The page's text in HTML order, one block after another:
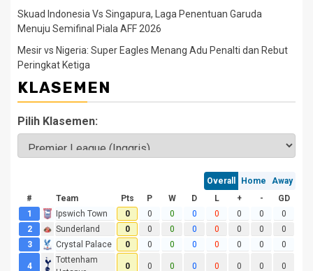
Skuad Indonesia Vs Singapura, Laga Penentuan Garuda
Menuju Semifinal Piala AFF 2026
Mesir vs Nigeria: Super Eagles Menang Adu Penalti dan Rebut
Peringkat Ketiga
KLASEMEN
Pilih Klasemen: